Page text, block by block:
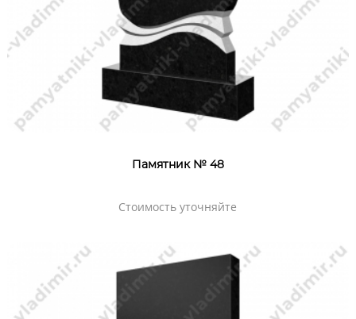
Памятник № 48
Стоимость уточняйте